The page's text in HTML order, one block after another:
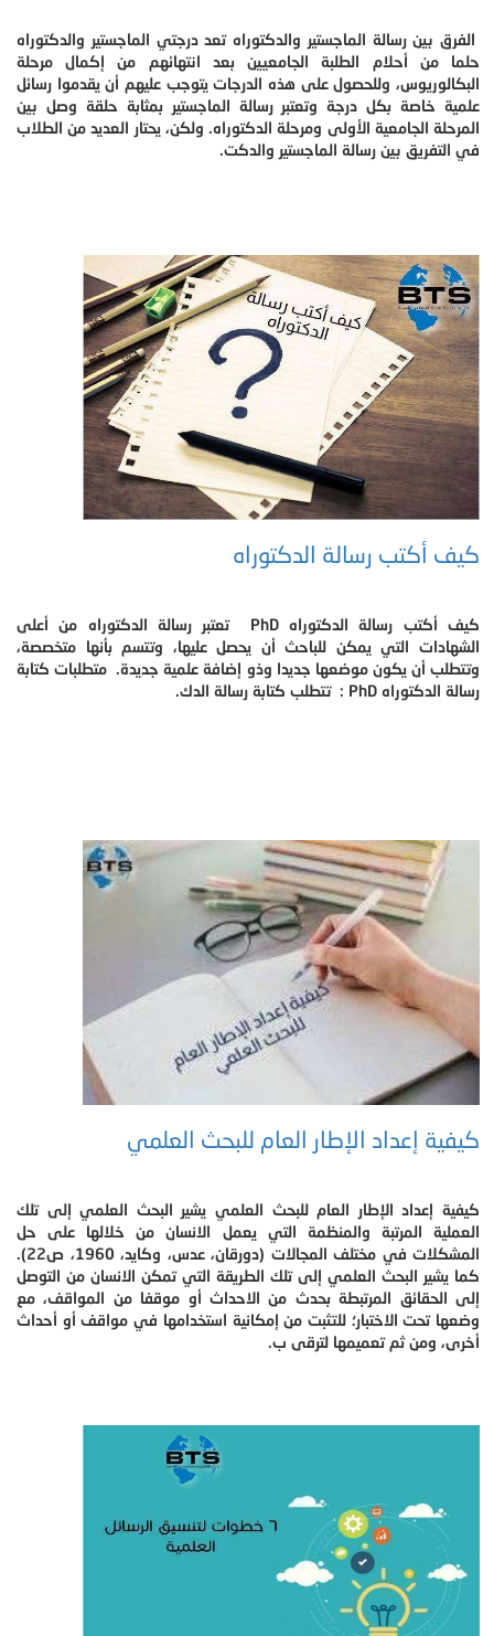
الفرق بين رسالة الماجستير والدكتوراه تعد درجتي الماجستير والدكتوراه
حلما من أحلام الطلبة الجامعيين بعد انتهائهم من إكمال مرحلة
البكالوريوس، وللحصول على هذه الدرجات يتوجب عليهم أن يقدموا رسائل
علمية خاصة بكل درجة وتعتبر رسالة الماجستير بمثابة حلقة وصل بين
المرحلة الجامعية الأولى ومرحلة الدكتوراه. ولكن، يحتار العديد من الطلاب
في التفريق بين رسالة الماجستير والدكت.
كيف أكتب رسالة الدكتوراه
كيف أكتب رسالة الدكتوراه PhD تعتبر رسالة الدكتوراه من أعلى
الشهادات التي يمكن للباحث أن يحصل عليها، وتتسم بأنها متخصصة،
وتتطلب أن يكون موضعها جديدا وذو إضافة علمية جديدة. متطلبات كتابة
رسالة الدكتوراه PhD : تتطلب كتابة رسالة الدك.
كيفية إعداد الإطار العام للبحث العلمي
كيفية إعداد الإطار العام للبحث العلمي يشير البحث العلمي إلى تلك
العملية المرتبة والمنظمة التي يعمل الانسان من خلالها على حل
المشكلات في مختلف المجالات (دورقان، عدس، وكايد، 1960، ص22).
كما يشير البحث العلمي إلى تلك الطريقة التي تمكن الانسان من التوصل
إلى الحقائق المرتبطة بحدث من الاحداث أو موقفا من المواقف، مع
وضعها تحت الاختبار؛ للتثبت من إمكانية استخدامها في مواقف أو أحداث
أخرى، ومن ثم تعميمها لترقى ب.